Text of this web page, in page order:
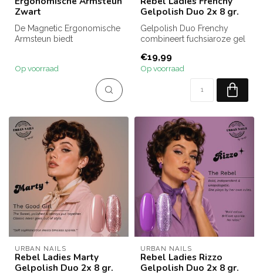
Zwart
De Magnetic Ergonomische
Armsteun biedt
nagel...
Op voorraad
Gelpolish Duo 2x 8 gr.
Gelpolish Duo Frenchy
combineert fuchsiaroze gel
roze ...
€19,99
Op voorraad
URBAN NAILS
Rebel Ladies Marty
Gelpolish Duo 2x 8 gr.
URBAN NAILS
Rebel Ladies Rizzo
Gelpolish Duo 2x 8 gr.